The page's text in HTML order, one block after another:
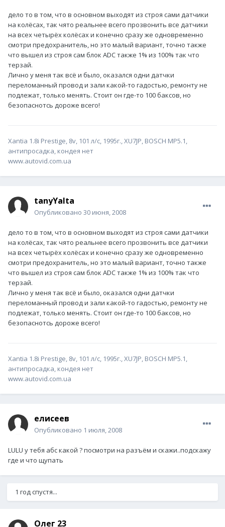
дело то в том, что в основном выходят из строя сами датчики
на колёсах, так чято реальнее всего прозвонить все датчики
на всех четырёх колёсах и конечно сразу же одновременно
смотри предохранитель, но это малый вариант, точно также
что вышел из строя сам блок ADC также 1% из 100% так что
терзай.
Лично у меня так всё и было, оказался одни датчки
переломанный провод и зали какой-то гадостью, ремонту не
подлежат, только менять. Стоит он где-то 100 баксов, но
безопаснотсь дороже всего!
Xantia 1.8i Prestige, 8v, 101 л/с, 1995г., XU7JP, ВОSCH MP5.1,
антипросадка, кондея нет
www.autovid.com.ua
tanyYalta
Опубликовано 30 июня, 2008
дело то в том, что в основном выходят из строя сами датчики
на колёсах, так чято реальнее всего прозвонить все датчики
на всех четырёх колёсах и конечно сразу же одновременно
смотри предохранитель, но это малый вариант, точно также
что вышел из строя сам блок ADC также 1% из 100% так что
терзай.
Лично у меня так всё и было, оказался одни датчки
переломанный провод и зали какой-то гадостью, ремонту не
подлежат, только менять. Стоит он где-то 100 баксов, но
безопаснотсь дороже всего!
Xantia 1.8i Prestige, 8v, 101 л/с, 1995г., XU7JP, ВОSCH MP5.1,
антипросадка, кондея нет
www.autovid.com.ua
елисеев
Опубликовано 1 июля, 2008
LULU у тебя абс какой ? посмотри на разъём и скажи..подскажу
где и что щупать
1 год спустя...
Олег 23